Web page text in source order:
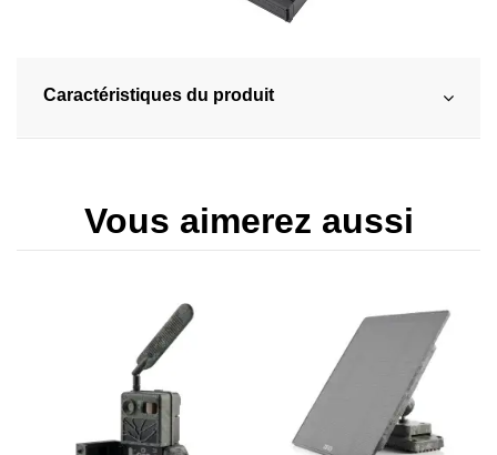
Caractéristiques du produit
Vous aimerez aussi